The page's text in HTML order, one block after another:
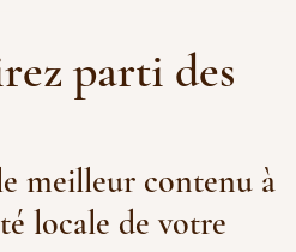
parti des
meilleur contenu à
locale de votre